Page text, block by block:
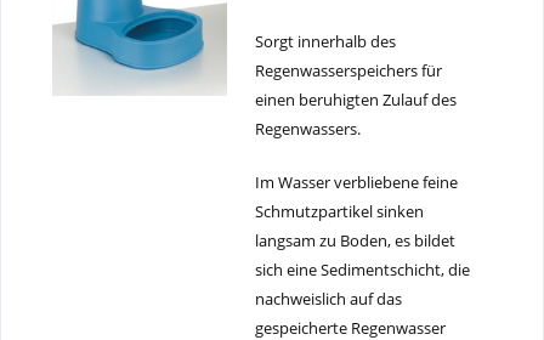
Sorgt innerhalb des
Regenwasserspeichers für
einen beruhigten Zulauf des
Regenwassers.
Im Wasser verbliebene feine
Schmutzpartikel sinken
langsam zu Boden, es bildet
sich eine Sedimentschicht, die
nachweislich auf das
gespeicherte Regenwasser